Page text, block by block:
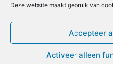
Deze website maakt gebruik van
Accepteer
Activeer alleen
Facebook
X EmailPrintLinkedIn
Geef een reactie
ingelogd zijn opom